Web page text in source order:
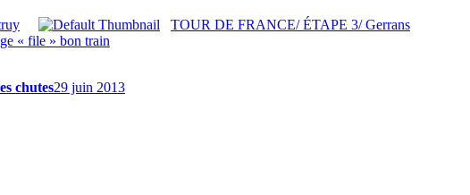
TOUR DE FRANCE/ ÉTAPE 3/ Gerrans
« file » bon train
chutes29 juin 2013